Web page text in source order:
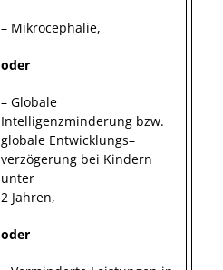
– Mikrocephalie,
oder
– Globale
Intelligenzminderung bzw.
globale Entwicklungs–
verzögerung bei Kindern
unter
2 Jahren,
oder